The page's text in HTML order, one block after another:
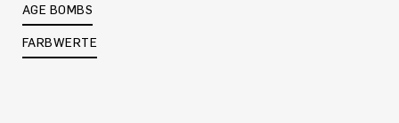
AGE BOMBS
FARBWERTE